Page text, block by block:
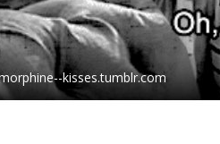
kisses.tumblr.com